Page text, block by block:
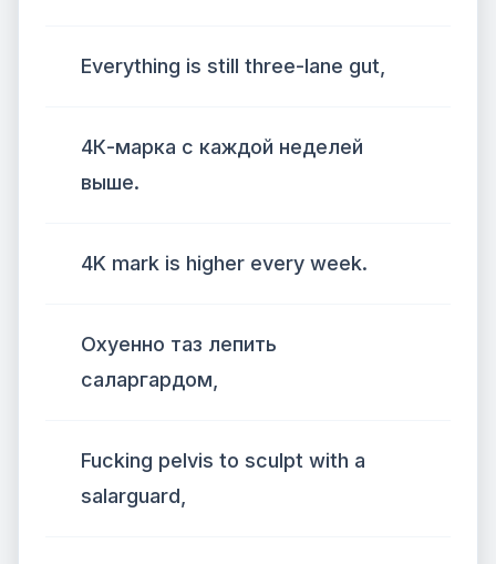
Everything is still three-lane gut,
4К-марка с каждой неделей
выше.
4K mark is higher every week.
Охуенно таз лепить
саларгардом,
Fucking pelvis to sculpt with a
salarguard,